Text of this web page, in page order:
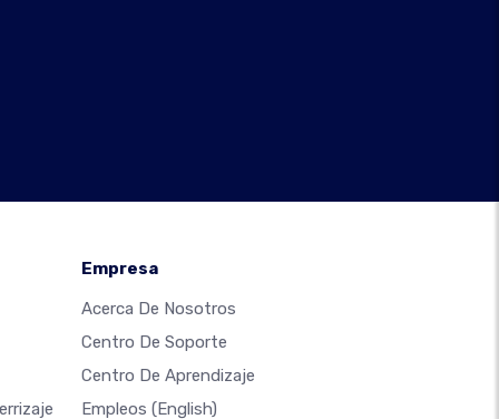
Empresa
Acerca De Nosotros
Centro De Soporte
Centro De Aprendizaje
Empleos (English)